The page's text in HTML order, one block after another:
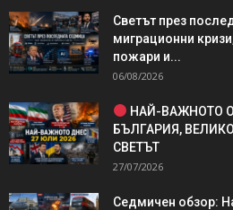
Светът през
миграционни
пожари и...
06/08/2026
НАЙ-ВАЖНОТО
БЪЛГАРИЯ,
СВЕТЪТ
27/07/2026
Седмичен обзор: